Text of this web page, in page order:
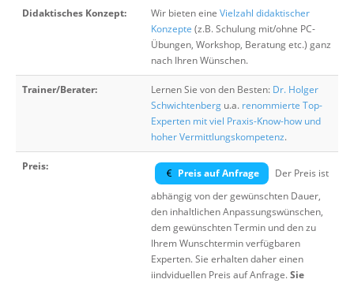
Didaktisches Konzept: Wir bieten eine Vielzahl didaktischer
Konzepte (z.B. Schulung mit/ohne PC-
Übungen, Workshop, Beratung etc.) ganz
nach Ihren Wünschen.
Trainer/Berater: Lernen Sie von den Besten: Dr. Holger
Schwichtenberg u.a. renommierte Top-
Experten mit viel Praxis-Know-how und
hoher Vermittlungskompetenz.
Preis:
Preis auf Anfrage
Der Preis ist
abhängig von der gewünschten Dauer,
den inhaltlichen Anpassungswünschen,
dem gewünschten Termin und den zu
Ihrem Wunschtermin verfügbaren
Experten. Sie erhalten daher einen
iindviduellen Preis auf Anfrage.Sie